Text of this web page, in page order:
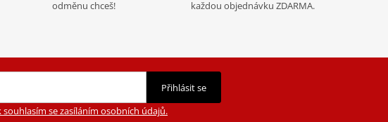
odměnu chceš!
každou objednávku ZDARMA.
Přihlásit se
se zasíláním osobních údajů.